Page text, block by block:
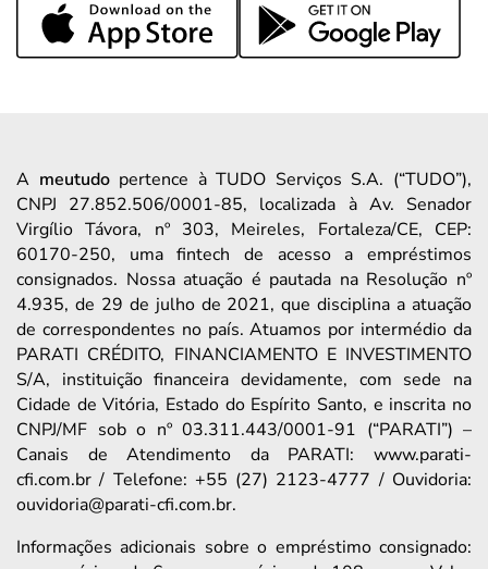
A meutudopertence à TUDO Serviços S.A. (“TUDO”),
CNPJ 27.852.506/0001-85, localizada à Av. Senador
Virgílio Távora, nº 303, Meireles, Fortaleza/CE, CEP:
60170-250, uma fintech de acesso a empréstimos
consignados. Nossa atuação é pautada na Resolução nº
4.935, de 29 de julho de 2021, que disciplina a atuação
de correspondentes no país. Atuamos por intermédio da
PARATI CRÉDITO, FINANCIAMENTO E INVESTIMENTO
S/A, instituição financeira devidamente, com sede na
Cidade de Vitória, Estado do Espírito Santo, e inscrita no
CNPJ/MF sob o nº 03.311.443/0001-91 (“PARATI”) –
Canais de Atendimento da PARATI: www.parati-
cfi.com.br / Telefone: +55 (27) 2123-4777 / Ouvidoria:
ouvidoria@parati-cfi.com.br.
Informações adicionais sobre o empréstimo consignado: